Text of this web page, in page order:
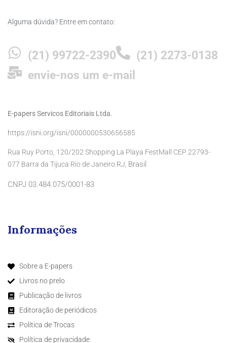
Alguma dúvida? Entre em contato:
(21) 99722-2390
(21) 2273-0138
envie-nos um e-mail
E-papers Servicos Editoriais Ltda.
https://isni.org/isni/0000000530656585
Rua Ruy Porto, 120/202 Shopping La Playa FestMall CEP 22793-
077 Barra da Tijuca Rio de Janeiro RJ, Brasil
CNPJ 03.484.075/0001-83
Informações
Sobre a E-papers
Livros no prelo
Publicação de livros
Editoração de periódicos
Política de Trocas
Política de privacidade